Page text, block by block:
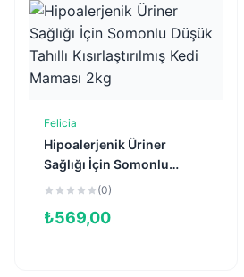
Felicia
Hipoalerjenik Üriner
Sağlığı İçin Somonlu
Düşük Tahıllı
Maması 2kg
(0)
₺569,00